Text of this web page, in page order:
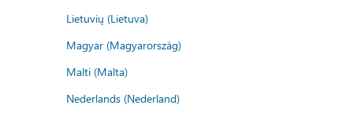
Lietuvių (Lietuva)
Magyar (Magyarország)
Malti (Malta)
Nederlands (Nederland)